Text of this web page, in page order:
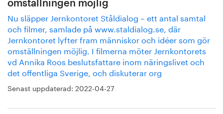
omställningen möjlig
Nu släpper Jernkontoret Ståldialog – ett antal samtal
och filmer, samlade på www.staldialog.se, där
Jernkontoret lyfter fram människor och idéer som gör
omställningen möjlig. I filmerna möter Jernkontorets
vd Annika Roos beslutsfattare inom näringslivet och
det offentliga Sverige, och diskuterar org
Senast uppdaterad: 2022-04-27